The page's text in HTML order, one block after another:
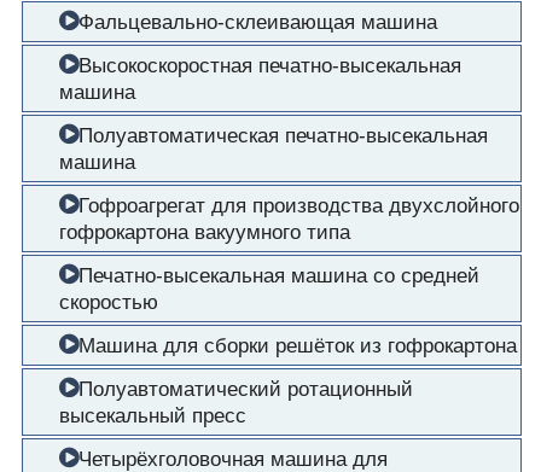
Фальцевально-склеивающая машина
Высокоскоростная печатно-высекальная
машина
Полуавтоматическая печатно-высекальная
машина
Гофроагрегат для производства двухслойного
гофрокартона вакуумного типа
Печатно-высекальная машина со средней
скоростью
Машина для сборки решёток из гофрокартона
Полуавтоматический ротационный
высекальный пресс
Четырёхголовочная машина для